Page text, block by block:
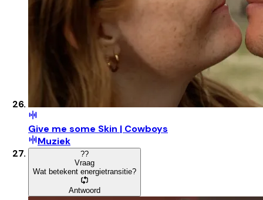
Give me some Skin | Cowboys
Muziek
??
Vraag
Wat betekent energietransitie?
Antwoord